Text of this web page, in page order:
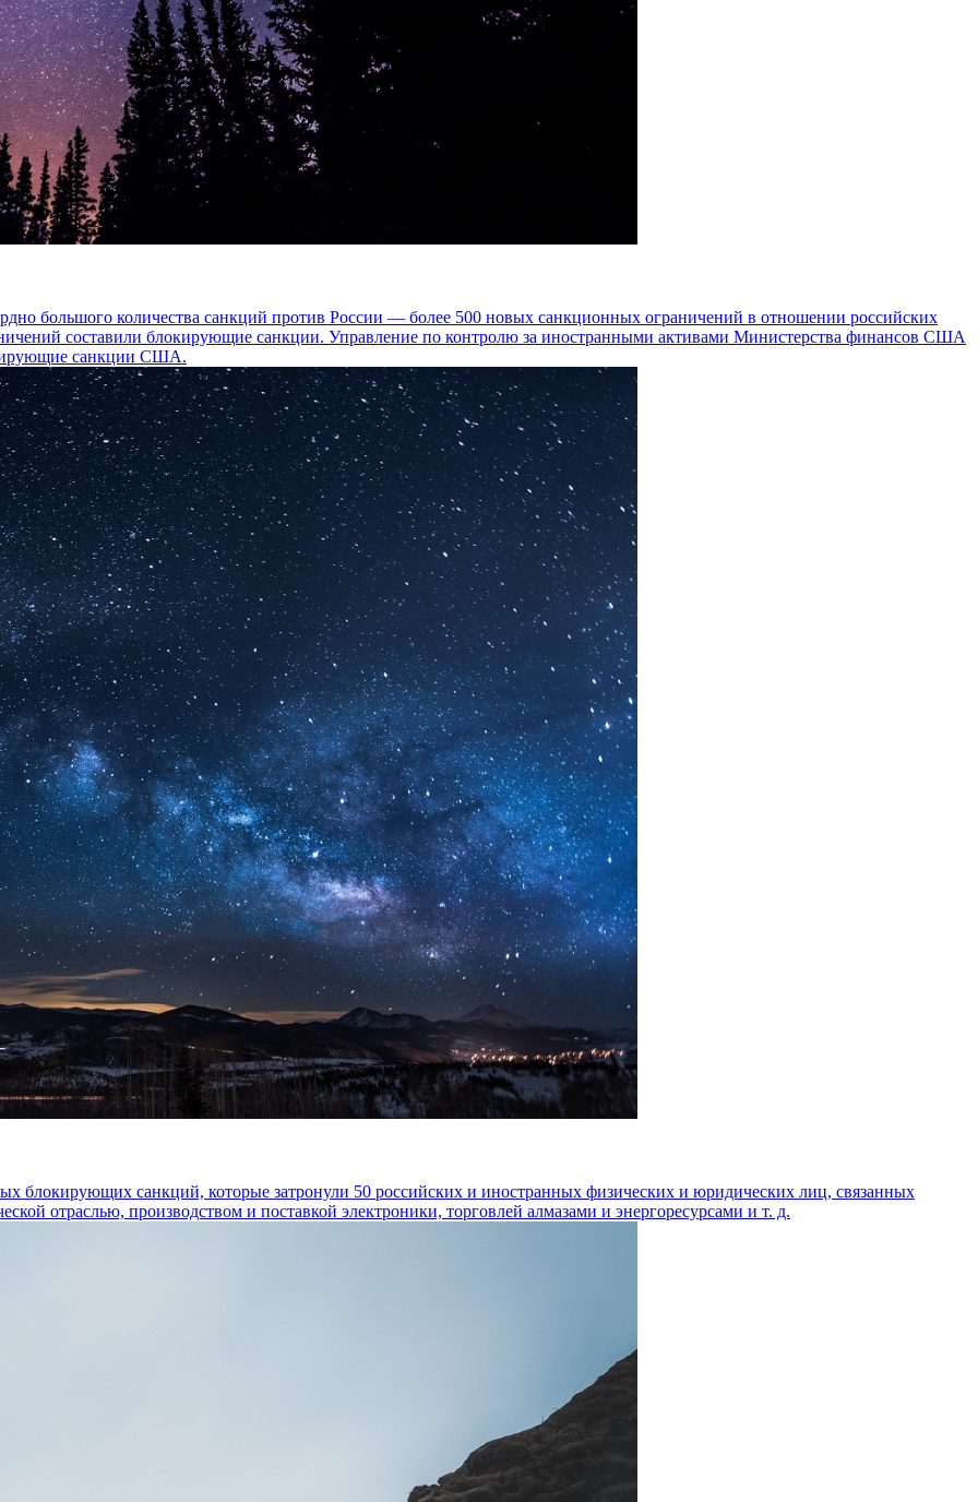
большого количества санкций против России — более 500 новых санкционных ограничений в отношении российских
составили блокирующие санкции. Управление по контролю за иностранными активами Министерства финансов США
санкции США.
блокирующих санкций, которые затронули 50 российских и иностранных физических и юридических лиц, связанных
отраслью, производством и поставкой электроники, торговлей алмазами и энергоресурсами и т. д.